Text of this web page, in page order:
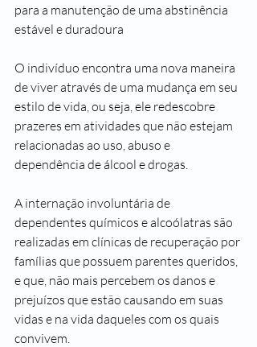
para a manutenção de uma abstinência
estável e duradoura
O indivíduo encontra uma nova maneira
de viver através de uma mudança em seu
estilo de vida, ou seja, ele redescobre
prazeres em atividades que não estejam
relacionadas ao uso, abuso e
dependência de álcool e drogas.
A internação involuntária de
dependentes químicos e alcoólatras são
realizadas em clínicas de recuperação por
famílias que possuem parentes queridos,
e que, não mais percebem os danos e
prejuízos que estão causando em suas
vidas e na vida daqueles com os quais
convivem.